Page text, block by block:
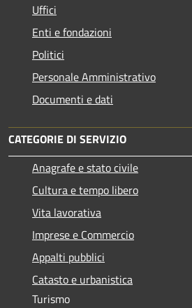
Uffici
Enti e fondazioni
Politici
Personale Amministrativo
Documenti e dati
CATEGORIE DI SERVIZIO
Anagrafe e stato civile
Cultura e tempo libero
Vita lavorativa
Imprese e Commercio
Appalti pubblici
Catasto e urbanistica
Turismo